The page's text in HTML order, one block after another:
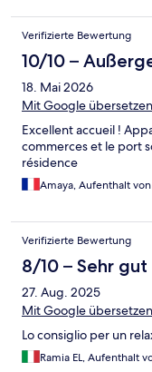
Verifizierte Bewertung
10/10 –
18. Mai 2026
Mit Google übersetzen
Excellent accueil !
commerces et le port
résidence
Amaya, Aufenthalt von
Verifizierte Bewertung
8/10 – Sehr gut
27. Aug. 2025
Mit Google übersetzen
Lo consiglio per un
Ramia EL, Aufenthalt